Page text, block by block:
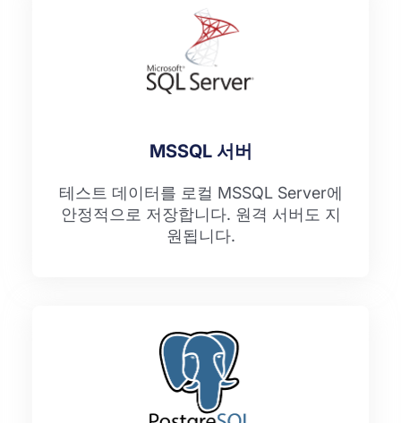
MSSQL 서버
테스트 데이터를 로컬 MSSQL Server에
안정적으로 저장합니다. 원격 서버도 지
원됩니다.